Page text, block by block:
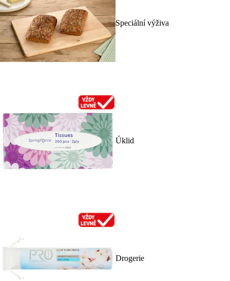
Speciální výživa
Úklid
Drogerie